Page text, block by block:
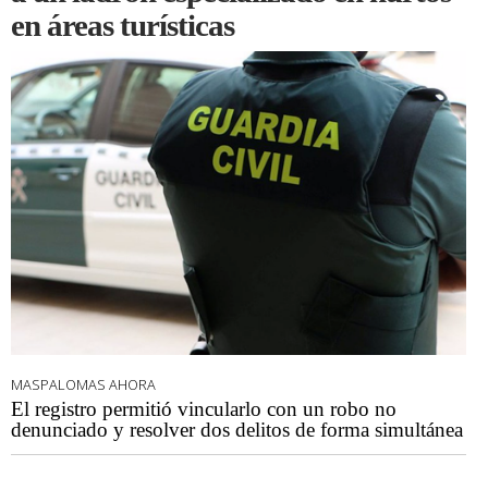
en áreas turísticas
MASPALOMAS AHORA
El registro permitió vincularlo con un robo no
denunciado y resolver dos delitos de forma simultánea